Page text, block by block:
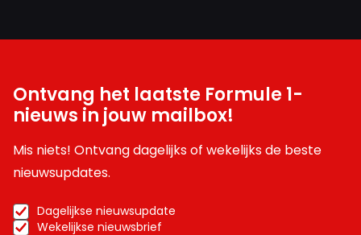
Ontvang het laatste Formule 1-
nieuws in jouw mailbox!
Mis niets! Ontvang dagelijks of wekelijks de beste
nieuwsupdates.
Dagelijkse nieuwsupdate
Wekelijkse nieuwsbrief